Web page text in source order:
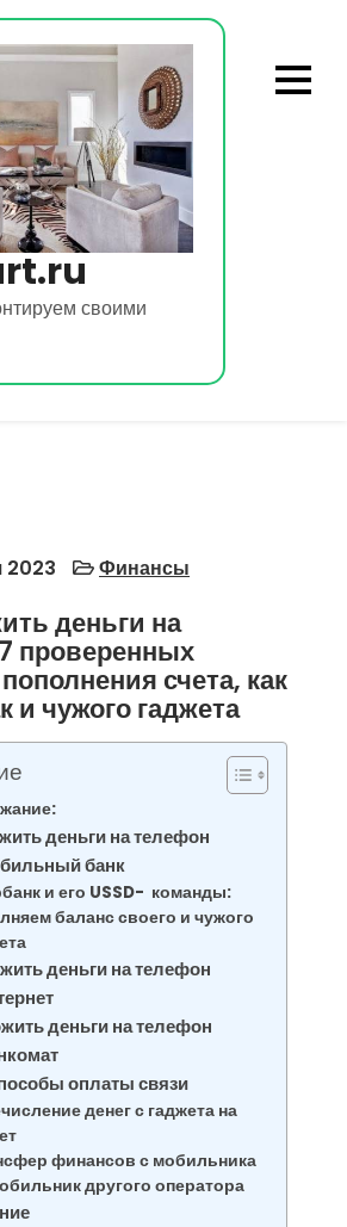
своими
2023 Финансы
деньги на
проверенных
счета, как
и чужого гаджета
деньги на телефон
банк
и его USSD- команды:
баланс своего и чужого
деньги на телефон
деньги на телефон
оплаты связи
денег с гаджета на
финансов с мобильника
другого оператора